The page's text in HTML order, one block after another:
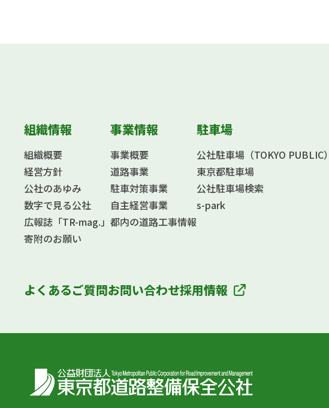
組織情報
組織概要
経営方針
公社のあゆみ
数字で見る公社
広報誌「TR-mag.」
寄附のお願い
事業情報
事業概要
道路事業
駐車対策事業
自主経営事業
都内の道路工事情報
駐車場
公社駐車場（TOKYO PUBLIC）
東京都駐車場
公社駐車場検索
s-park
よくあるご質問お問い合わせ採用情報